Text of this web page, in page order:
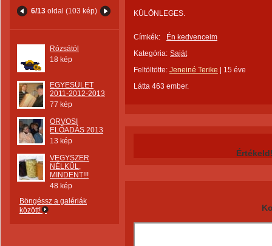
6/13 oldal (103 kép)
Rózsától
18 kép
EGYESÜLET
2011-2012-2013
77 kép
ORVOSI
ELŐADÁS 2013
13 kép
VEGYSZER
NÉLKÜL,
MINDENT!!!
48 kép
Böngéssz a galériák
között!
KÜLÖNLEGES.
Címkék:
Én kedvenceim
Kategória: Saját
Feltöltötte: Jeneiné Terike
15 éve
Látta 463 ember.